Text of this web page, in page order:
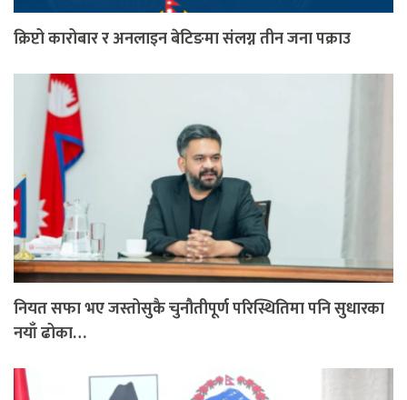
क्रिप्टो कारोबार र अनलाइन बेटिङमा संलग्न तीन जना पक्राउ
नियत सफा भए जस्तोसुकै चुनौतीपूर्ण परिस्थितिमा पनि सुधारका
नयाँ ढोका…